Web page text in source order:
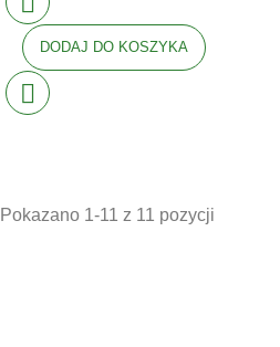
DODAJ DO KOSZYKA
Pokazano 1-11 z 11 pozycji